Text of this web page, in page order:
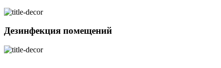
Дезинфекция помещений